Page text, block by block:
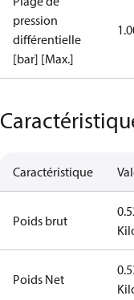
pression
différentielle
[bar] [Max.]
Caractéristique
Poids brut
Poids Net